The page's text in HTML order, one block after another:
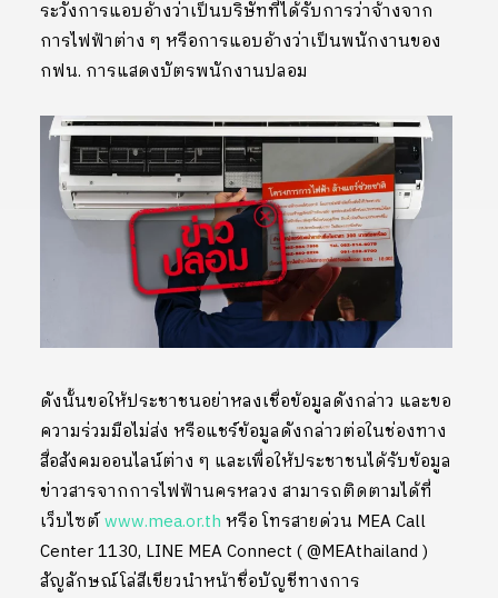
ระวังการแอบอ้างว่าเป็นบริษัทที่ได้รับการว่าจ้างจาก
การไฟฟ้าต่าง ๆ หรือการแอบอ้างว่าเป็นพนักงานของ
กฟน. การแสดงบัตรพนักงานปลอม
ดังนั้นขอให้ประชาชนอย่าหลงเชื่อข้อมูลดังกล่าว และขอ
ความร่วมมือไม่ส่ง หรือแชร์ข้อมูลดังกล่าวต่อในช่องทาง
สื่อสังคมออนไลน์ต่าง ๆ และเพื่อให้ประชาชนได้รับข้อมูล
ข่าวสารจากการไฟฟ้านครหลวง สามารถติดตามได้ที่
เว็บไซต์www.mea.or.th หรือ โทรสายด่วน MEA Call
Center 1130, LINE MEA Connect ( @MEAthailand )
สัญลักษณ์โล่สีเขียวนำหน้าชื่อบัญชีทางการ